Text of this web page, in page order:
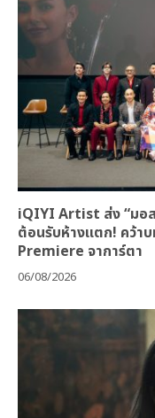
iQIYI Artist ส่ง “มอ
ต้อนรับห้างแตก! คว้า
Premiere จาการ์ตา
06/08/2026